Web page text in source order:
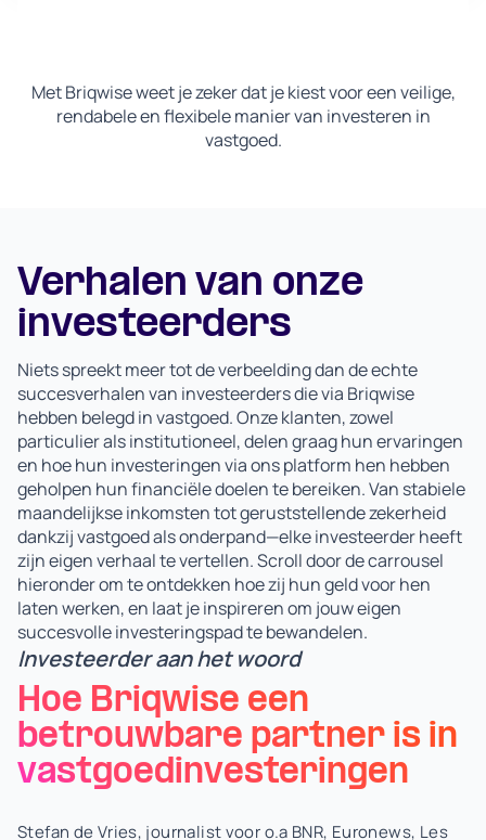
Met Briqwise weet je zeker dat je kiest voor een veilige,
rendabele en flexibele manier van investeren in
vastgoed.
Verhalen van onze
investeerders
Niets spreekt meer tot de verbeelding dan de echte
succesverhalen van investeerders die via Briqwise
hebben belegd in vastgoed. Onze klanten, zowel
particulier als institutioneel, delen graag hun ervaringen
en hoe hun investeringen via ons platform hen hebben
geholpen hun financiële doelen te bereiken. Van stabiele
maandelijkse inkomsten tot geruststellende zekerheid
dankzij vastgoed als onderpand—elke investeerder heeft
zijn eigen verhaal te vertellen. Scroll door de carrousel
hieronder om te ontdekken hoe zij hun geld voor hen
laten werken, en laat je inspireren om jouw eigen
succesvolle investeringspad te bewandelen.
Investeerder aan het woord
Hoe Briqwise een
betrouwbare partner is in
vastgoedinvesteringen
Stefan de Vries, journalist voor o.a BNR, Euronews, Les